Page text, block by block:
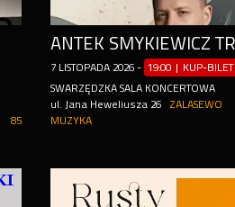
85
7 LISTOPADA 2026 - 19:00 | KUP-BILET
SWARZĘDZKA SALA KONCERTOWA
ul. Jana Heweliusza 26
ZALASEWO
MUZYKA